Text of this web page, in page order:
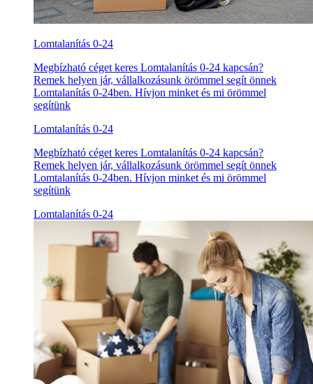
Lomtalanítás 0-24
Megbízható céget keres Lomtalanítás 0-24 kapcsán?
Remek helyen jár, vállalkozásunk örömmel segít önnek
Lomtalanítás 0-24ben. Hívjon minket és mi örömmel
segítünk
Lomtalanítás 0-24
Megbízható céget keres Lomtalanítás 0-24 kapcsán?
Remek helyen jár, vállalkozásunk örömmel segít önnek
Lomtalanítás 0-24ben. Hívjon minket és mi örömmel
segítünk
Lomtalanítás 0-24